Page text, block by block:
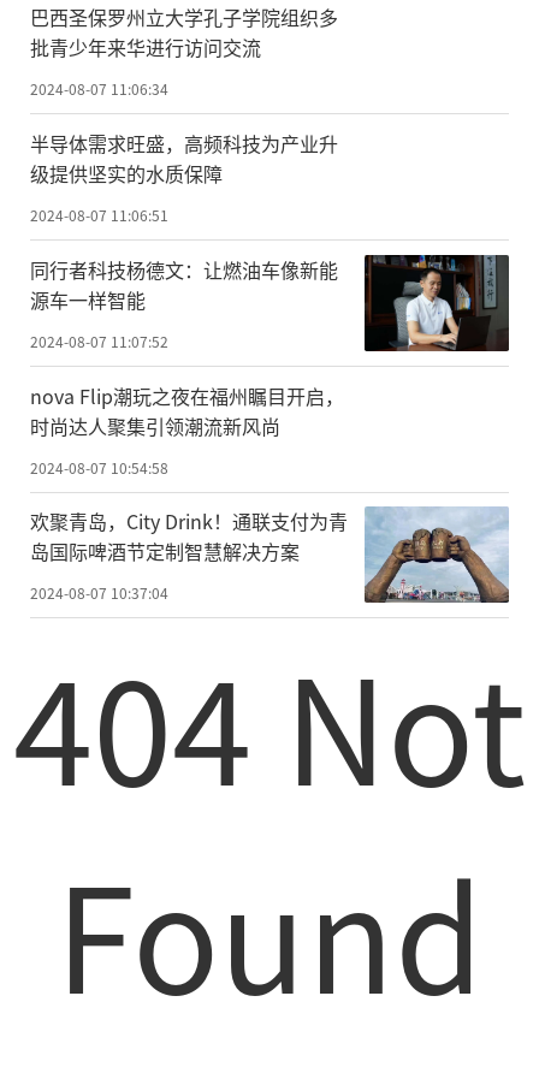
巴西圣保罗州立大学孔子学院组织多
批青少年来华进行访问交流
2024-08-07 11:06:34
半导体需求旺盛，高频科技为产业升
级提供坚实的水质保障
2024-08-07 11:06:51
同行者科技杨德文：让燃油车像新能
源车一样智能
2024-08-07 11:07:52
nova Flip潮玩之夜在福州瞩目开启，
时尚达人聚集引领潮流新风尚
2024-08-07 10:54:58
欢聚青岛，City Drink！通联支付为青
岛国际啤酒节定制智慧解决方案
2024-08-07 10:37:04
404 Not
Found